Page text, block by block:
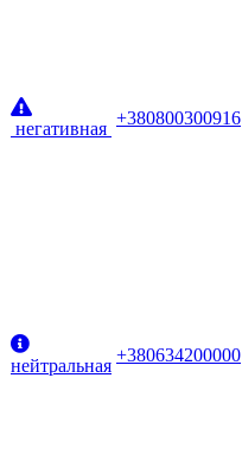
негативная
+380800300916
нейтральная
+380634200000